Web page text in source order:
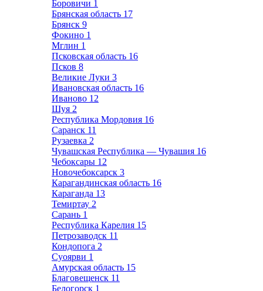
Боровичи 1
Брянская область 17
Брянск 9
Фокино 1
Мглин 1
Псковская область 16
Псков 8
Великие Луки 3
Ивановская область 16
Иваново 12
Шуя 2
Республика Мордовия 16
Саранск 11
Рузаевка 2
Чувашская Республика — Чувашия 16
Чебоксары 12
Новочебоксарск 3
Карагандинская область 16
Караганда 13
Темиртау 2
Сарань 1
Республика Карелия 15
Петрозаводск 11
Кондопога 2
Суоярви 1
Амурская область 15
Благовещенск 11
Белогорск 1